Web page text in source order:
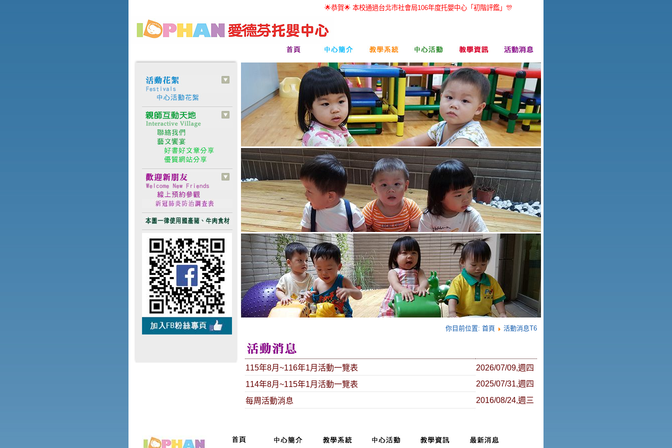
🌟恭賀🌟 本校通過台北市社會局106年度托嬰中心「初階評鑑」🎊
你目前位置: 首頁 活動消息T6
115年8月~116年1月活動一覽表
2026/07/09,週四
114年8月~115年1月活動一覽表
2025/07/31,週四
每周活動消息
2016/08/24,週三